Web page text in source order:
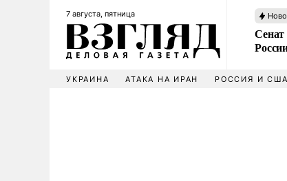
7 августа, пятница
УКРАИНА АТАКА НА ИРАН РОССИЯ И США